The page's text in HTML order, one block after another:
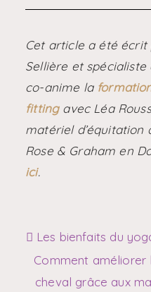
Cet article a été écrit
Sellière et
co-anime la
fittingavec Léa
matériel d’équitation
Rose & Graham en
ici.
Les bienfaits du
Comment améliorer
cheval grâce aux